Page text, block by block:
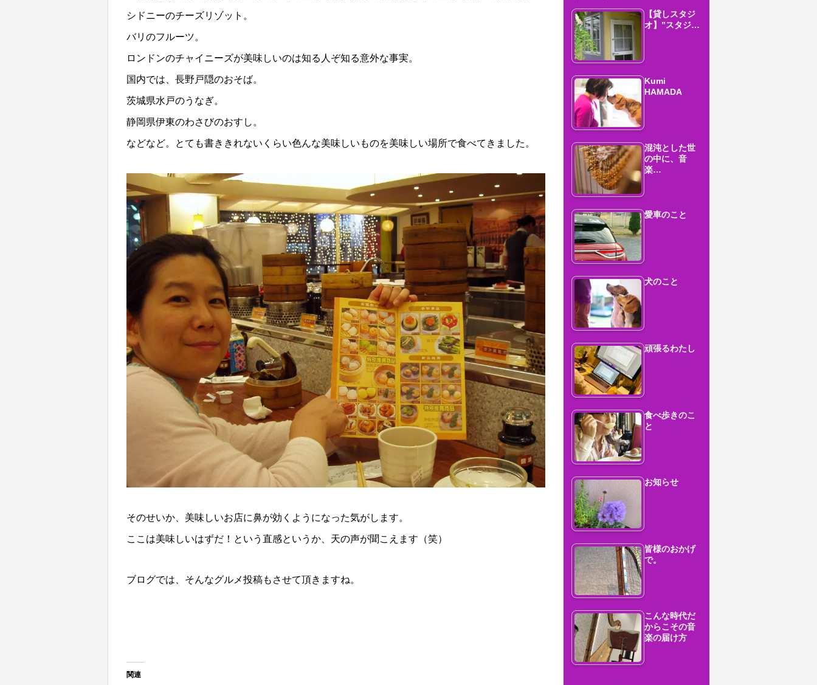
シドニーのチーズリゾット。
バリのフルーツ。
ロンドンのチャイニーズが美味しいのは知る人ぞ知る意外な事実。
国内では、長野戸隠のおそば。
茨城県水戸のうなぎ。
静岡県伊東のわさびのおすし。
などなど。とても書ききれないくらい色んな美味しいものを美味しい場所で食べてきました。
そのせいか、美味しいお店に鼻が効くようになった気がします。
ここは美味しいはずだ！という直感というか、天の声が聞こえます（笑）
ブログでは、そんなグルメ投稿もさせて頂きますね。
関連
【貸しスタジ
オ】”スタジ…
Kumi
HAMADA
混沌とした世
の中に、音
楽…
愛車のこと
犬のこと
頑張るわたし
食べ歩きのこ
と
お知らせ
皆様のおかげ
で。
こんな時代だ
からこその音
楽の届け方